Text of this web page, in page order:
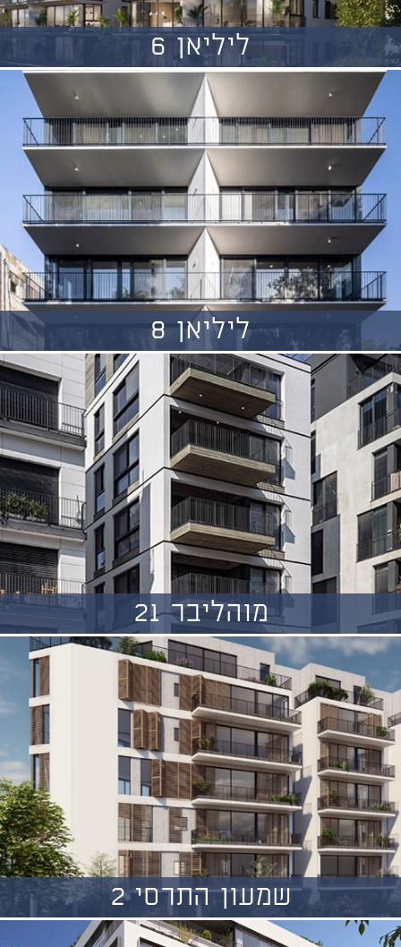
ליליאן 6
ליליאן 8
מוהליבר 21
שמעון התרסי 2